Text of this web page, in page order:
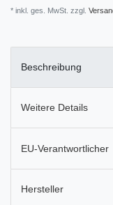
* inkl. ges. MwSt. zzgl.
Beschreibung
Weitere Details
EU-Verantwortlicher
Hersteller